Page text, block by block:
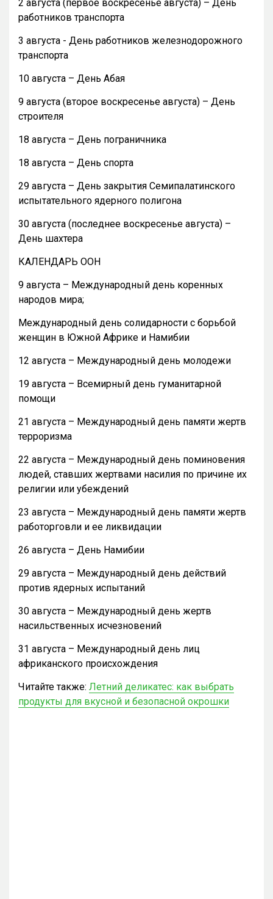
2 августа (первое воскресенье августа) – День
работников транспорта
3 августа - День работников железнодорожного
транспорта
10 августа – День Абая
9 августа (второе воскресенье августа) – День
строителя
18 августа – День пограничника
18 августа – День спорта
29 августа – День закрытия Семипалатинского
испытательного ядерного полигона
30 августа (последнее воскресенье августа) –
День шахтера
КАЛЕНДАРЬ ООН
9 августа – Международный день коренных
народов мира;
Международный день солидарности с борьбой
женщин в Южной Африке и Намибии
12 августа – Международный день молодежи
19 августа – Всемирный день гуманитарной
помощи
21 августа – Международный день памяти жертв
терроризма
22 августа – Международный день поминовения
людей, ставших жертвами насилия по причине их
религии или убеждений
23 августа – Международный день памяти жертв
работорговли и ее ликвидации
26 августа – День Намибии
29 августа – Международный день действий
против ядерных испытаний
30 августа – Международный день жертв
насильственных исчезновений
31 августа – Международный день лиц
африканского происхождения
Читайте также: Летний деликатес: как выбрать
продукты для вкусной и безопасной окрошки